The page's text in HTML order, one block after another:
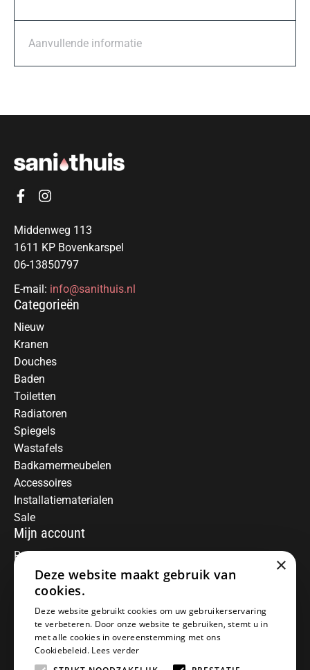
Aanvullende informatie
Middenweg 113
1611 KP Bovenkarspel
06-13850797
E-mail: info@sanithuis.nl
Categorieën
Nieuw
Kranen
Douches
Baden
Toiletten
Radiatoren
Spiegels
Wastafels
Badkamermeubelen
Accessoires
Installatiematerialen
Sale
Mijn account
Registreren
Mijn bestellingen
Informatie
Over ons
Algemene voorwaarden
Disclaimer
Privacy Policy
×
Deze website maakt gebruik van
cookies.
Deze website gebruikt cookies om uw gebruikerservaring
te verbeteren. Door onze website te gebruiken, stemt u in
met alle cookies in overeenstemming met ons
Cookiebeleid. Lees verder